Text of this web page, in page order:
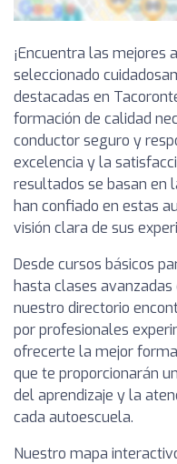
¡Encuentra las mejores
seleccionado
destacadas en
formación de calidad
conductor seguro y
excelencia y la
resultados se basan en
han confiado en estas
visión clara de sus
Desde cursos básicos
hasta clases
nuestro directorio
por profesionales
ofrecerte la mejor
que te proporcionarán
del aprendizaje y la
cada autoescuela.
Nuestro mapa